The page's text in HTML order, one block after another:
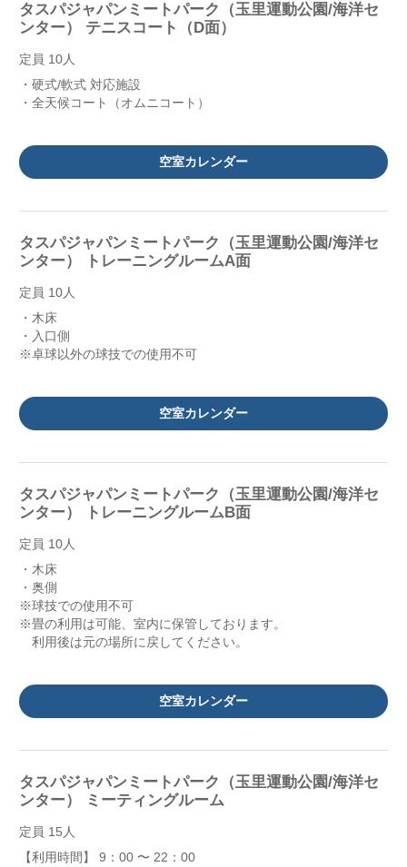
タスパジャパンミートパーク（玉里運動公園/海洋セ
ンター） テニスコート（D面）
定員 10人
・硬式/軟式 対応施設
・全天候コート（オムニコート）
空室カレンダー
タスパジャパンミートパーク（玉里運動公園/海洋セ
ンター） トレーニングルームA面
定員 10人
・木床
・入口側
※卓球以外の球技での使用不可
空室カレンダー
タスパジャパンミートパーク（玉里運動公園/海洋セ
ンター） トレーニングルームB面
定員 10人
・木床
・奥側
※球技での使用不可
※畳の利用は可能、室内に保管しております。
利用後は元の場所に戻してください。
空室カレンダー
タスパジャパンミートパーク（玉里運動公園/海洋セ
ンター） ミーティングルーム
定員 15人
【利用時間】 9：00 〜 22：00